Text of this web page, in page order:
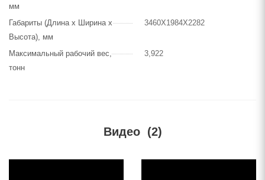
мм
Габариты (Длина х Ширина х
Высота), мм
3460Х1984Х2282
Максимальный рабочий вес,
тонн
3,922
Видео (2)